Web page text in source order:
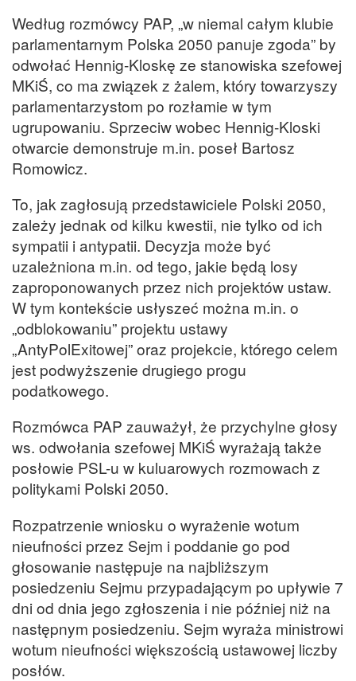
Według rozmówcy PAP, „w niemal całym klubie
parlamentarnym Polska 2050 panuje zgoda” by
odwołać Hennig-Kloskę ze stanowiska szefowej
MKiŚ, co ma związek z żalem, który towarzyszy
parlamentarzystom po rozłamie w tym
ugrupowaniu. Sprzeciw wobec Hennig-Kloski
otwarcie demonstruje m.in. poseł Bartosz
Romowicz.
To, jak zagłosują przedstawiciele Polski 2050,
zależy jednak od kilku kwestii, nie tylko od ich
sympatii i antypatii. Decyzja może być
uzależniona m.in. od tego, jakie będą losy
zaproponowanych przez nich projektów ustaw.
W tym kontekście usłyszeć można m.in. o
„odblokowaniu” projektu ustawy
„AntyPolExitowej” oraz projekcie, którego celem
jest podwyższenie drugiego progu
podatkowego.
Rozmówca PAP zauważył, że przychylne głosy
ws. odwołania szefowej MKiŚ wyrażają także
posłowie PSL-u w kuluarowych rozmowach z
politykami Polski 2050.
Rozpatrzenie wniosku o wyrażenie wotum
nieufności przez Sejm i poddanie go pod
głosowanie następuje na najbliższym
posiedzeniu Sejmu przypadającym po upływie 7
dni od dnia jego zgłoszenia i nie później niż na
następnym posiedzeniu. Sejm wyraża ministrowi
wotum nieufności większością ustawowej liczby
posłów.